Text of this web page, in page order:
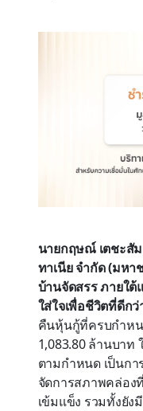
นายกฤษณ์ เตชะสั
ทาเนีย จำกัด (มหา
บ้านจัดสรร ภายใต้
ใส่ใจเพื่อชีวิตที่ดีกว่
คืนหุ้นกู้ที่ครบกำห
1,083.80ล้านบาท
ตามกำหนด เป็นก
จัดการสภาพคล่อง
เข้มแข็ง รวมทั้งยั